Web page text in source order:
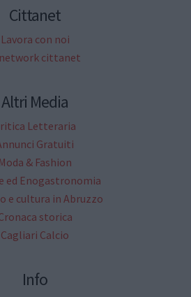
Cittanet
Lavora con noi
cittanet
Altri Media
Letteraria
Gratuiti
Moda & Fashion
ed Enogastronomia
e cultura in Abruzzo
storica
Cagliari Calcio
Info